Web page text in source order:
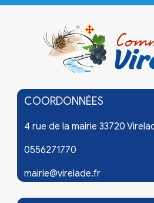
COORDONNÉES
4 rue de la mairie 33720
0556271770
mairie@virelade.fr